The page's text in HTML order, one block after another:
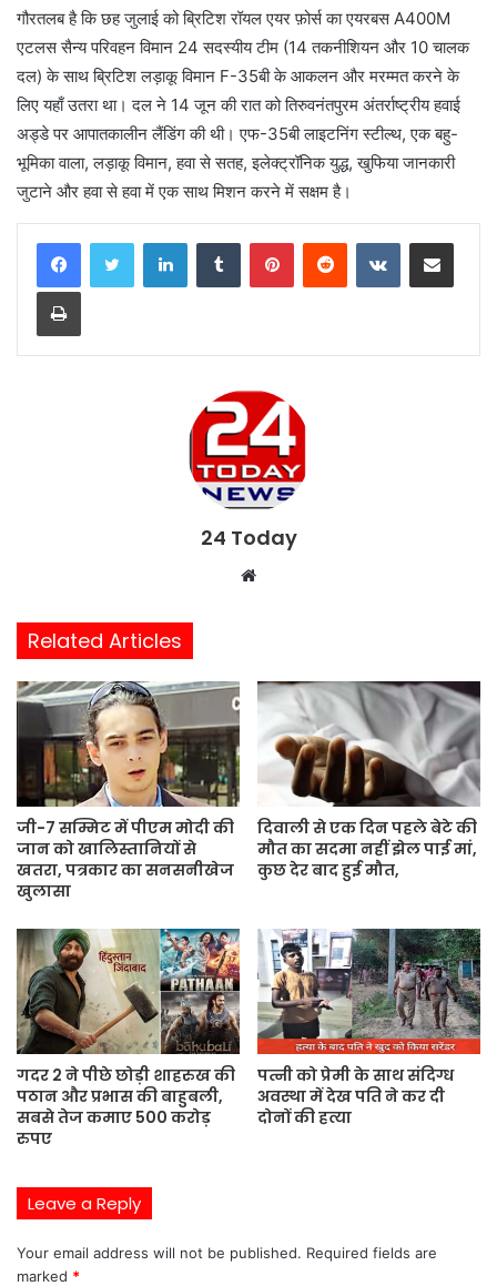
गौरतलब है कि छह जुलाई को ब्रिटिश रॉयल एयर फ़ोर्स का एयरबस A400M
एटलस सैन्य परिवहन विमान 24 सदस्यीय टीम (14 तकनीशियन और 10 चालक
दल) के साथ ब्रिटिश लड़ाकू विमान F-35बी के आकलन और मरम्मत करने के
लिए यहाँ उतरा था। दल ने 14 जून की रात को तिरुवनंतपुरम अंतर्राष्ट्रीय हवाई
अड्डे पर आपातकालीन लैंडिंग की थी। एफ-35बी लाइटनिंग स्टील्थ, एक बहु-
भूमिका वाला, लड़ाकू विमान, हवा से सतह, इलेक्ट्रॉनिक युद्ध, खुफिया जानकारी
जुटाने और हवा से हवा में एक साथ मिशन करने में सक्षम है।
24 Today
i
e
Related Articles
जी-7 सम्मिट में पीएम मोदी की
जान को खालिस्तानियों से
खतरा, पत्रकार का सनसनीखेज
खुलासा
दिवाली से एक दिन पहले बेटे की
मौत का सदमा नहीं झेल पाई मां,
कुछ देर बाद हुई मौत,
गदर 2 ने पीछे छोड़ी शाहरुख की
पठान और प्रभास की बाहुबली,
सबसे तेज कमाए 500 करोड़
रुपए
पत्नी को प्रेमी के साथ संदिग्ध
अवस्था में देख पति ने कर दी
दोनों की हत्या
Leave a Reply
Your email address will not be published. Required fields are
marked *